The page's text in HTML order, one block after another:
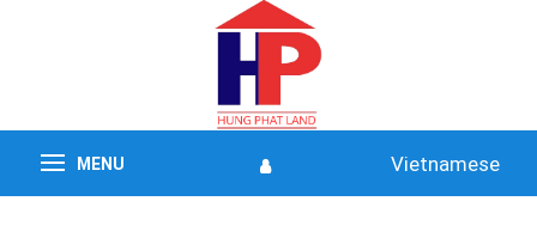
MENU Vietnamese